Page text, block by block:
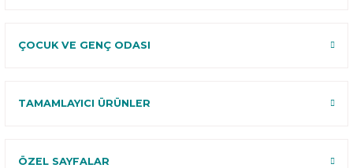
ÇOCUK VE GENÇ ODASI
TAMAMLAYICI ÜRÜNLER
ÖZEL SAYFALAR